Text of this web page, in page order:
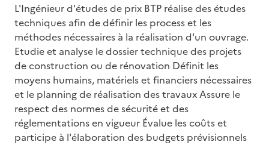
L'Ingénieur d'études de prix BTP réalise des études
techniques afin de définir les process et les
méthodes nécessaires à la réalisation d'un ouvrage.
Etudie et analyse le dossier technique des projets
de construction ou de rénovation Définit les
moyens humains, matériels et financiers nécessaires
et le planning de réalisation des travaux Assure le
respect des normes de sécurité et des
réglementations en vigueur Évalue les coûts et
participe à l'élaboration des budgets prévisionnels